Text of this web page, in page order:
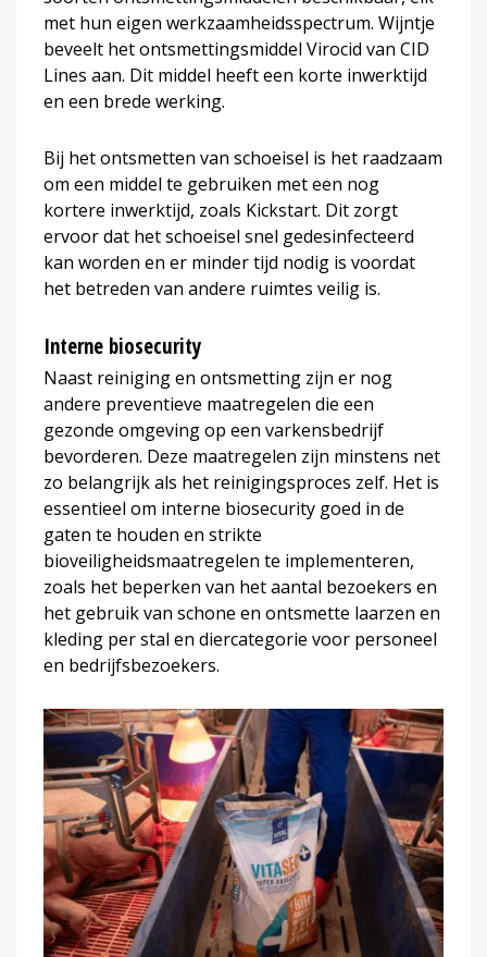
met hun eigen werkzaamheidsspectrum. Wijntje
beveelt het ontsmettingsmiddel Virocid van CID
Lines aan. Dit middel heeft een korte inwerktijd
en een brede werking.
Bij het ontsmetten van schoeisel is het raadzaam
om een middel te gebruiken met een nog
kortere inwerktijd, zoals Kickstart. Dit zorgt
ervoor dat het schoeisel snel gedesinfecteerd
kan worden en er minder tijd nodig is voordat
het betreden van andere ruimtes veilig is.
Interne biosecurity
Naast reiniging en ontsmetting zijn er nog
andere preventieve maatregelen die een
gezonde omgeving op een varkensbedrijf
bevorderen. Deze maatregelen zijn minstens net
zo belangrijk als het reinigingsproces zelf. Het is
essentieel om interne biosecurity goed in de
gaten te houden en strikte
bioveiligheidsmaatregelen te implementeren,
zoals het beperken van het aantal bezoekers en
het gebruik van schone en ontsmette laarzen en
kleding per stal en diercategorie voor personeel
en bedrijfsbezoekers.